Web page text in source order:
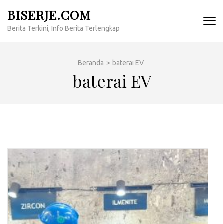
konten
BISERJE.COM
Berita Terkini, Info Berita Terlengkap
Beranda > baterai EV
baterai EV